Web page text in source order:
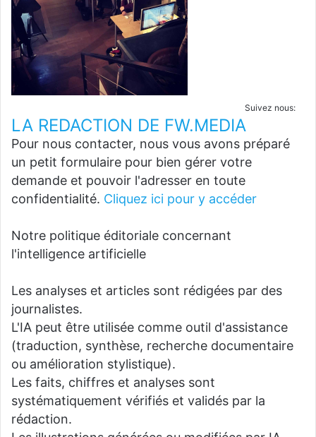
Suivez nous:
LA REDACTION DE FW.MEDIA
Pour nous contacter, nous vous avons préparé
un petit formulaire pour bien gérer votre
demande et pouvoir l'adresser en toute
confidentialité. Cliquez ici pour y accéder
Notre politique éditoriale concernant
l'intelligence artificielle
Les analyses et articles sont rédigées par des
journalistes.
L'IA peut être utilisée comme outil d'assistance
(traduction, synthèse, recherche documentaire
ou amélioration stylistique).
Les faits, chiffres et analyses sont
systématiquement vérifiés et validés par la
rédaction.